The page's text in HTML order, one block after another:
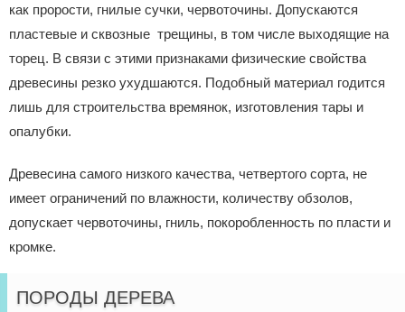
как прорости, гнилые сучки, червоточины. Допускаются
пластевые и сквозные трещины, в том числе выходящие на
торец. В связи с этими признаками физические свойства
древесины резко ухудшаются. Подобный материал годится
лишь для строительства времянок, изготовления тары и
опалубки.
Древесина самого низкого качества, четвертого сорта, не
имеет ограничений по влажности, количеству обзолов,
допускает червоточины, гниль, покоробленность по пласти и
кромке.
ПОРОДЫ ДЕРЕВА